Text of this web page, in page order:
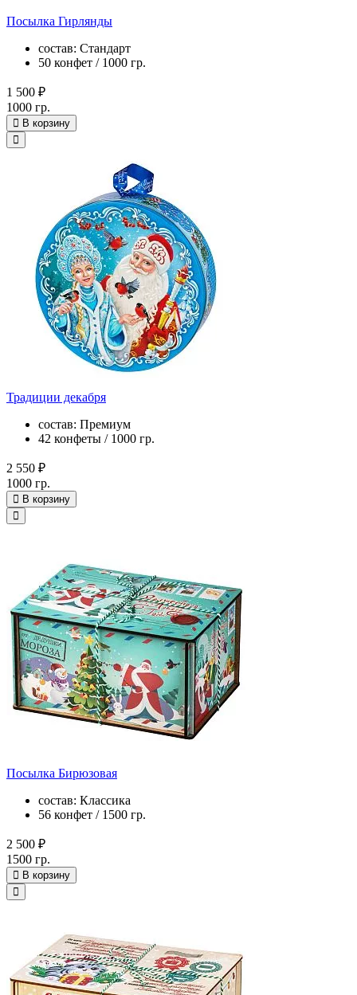
Посылка Гирлянды
состав: Стандарт
50 конфет / 1000 гр.
1 500 ₽
1000 гр.
В корзину
Традиции декабря
состав: Премиум
42 конфеты / 1000 гр.
2 550 ₽
1000 гр.
В корзину
Посылка Бирюзовая
состав: Классика
56 конфет / 1500 гр.
2 500 ₽
1500 гр.
В корзину